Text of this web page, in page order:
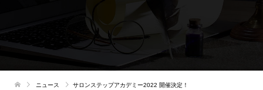
ニュース サロンステップアカデミー2022 開催決定！